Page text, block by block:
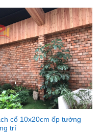
cổ 10x20cm ốp tường
trí